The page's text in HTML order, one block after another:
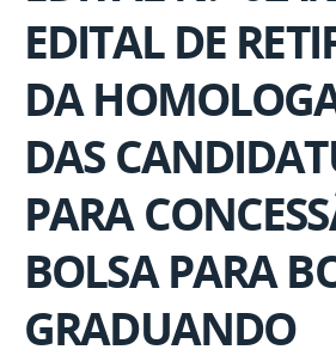
EDITAL DE
DA
DAS
PARA
BOLSA PARA
GRADUANDO